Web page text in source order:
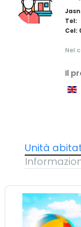
Tel:
Cel:
Nel
Il
Unità